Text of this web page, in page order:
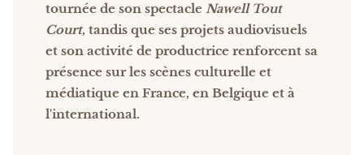
tournée de son spectacle Nawell Tout
Court, tandis que ses projets audiovisuels
et son activité de productrice renforcent sa
présence sur les scènes culturelle et
médiatique en France, en Belgique et à
l'international.